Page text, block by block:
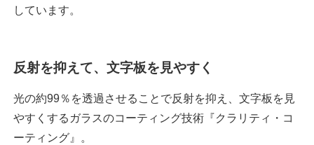
しています。
反射を抑えて、文字板を見やすく
光の約99％を透過させることで反射を抑え、文字板を見
やすくするガラスのコーティング技術『クラリティ・コ
ーティング』。